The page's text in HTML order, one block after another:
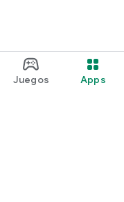
Juegos Apps